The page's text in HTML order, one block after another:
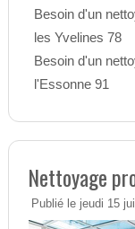
Besoin d'un
les Yvelines 78
Besoin d'un
l'Essonne 91
Nettoyage
Publié le jeudi 15